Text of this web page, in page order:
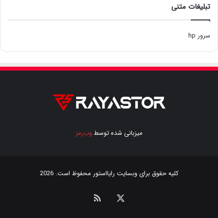
تبلیغات متنی
سرور hp
میزبانی شده توسطوب‌رمز
کلیه حقوق برای وبسایت رایااستور محفوظ است. 2026
ایکسخوراک